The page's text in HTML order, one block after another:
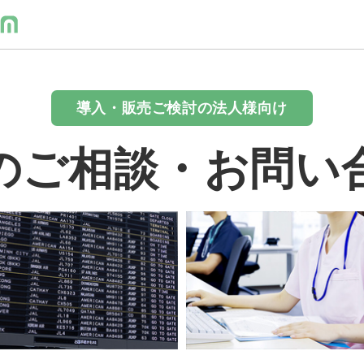
導入・販売ご検討の法人様向け
ご相談・お問い